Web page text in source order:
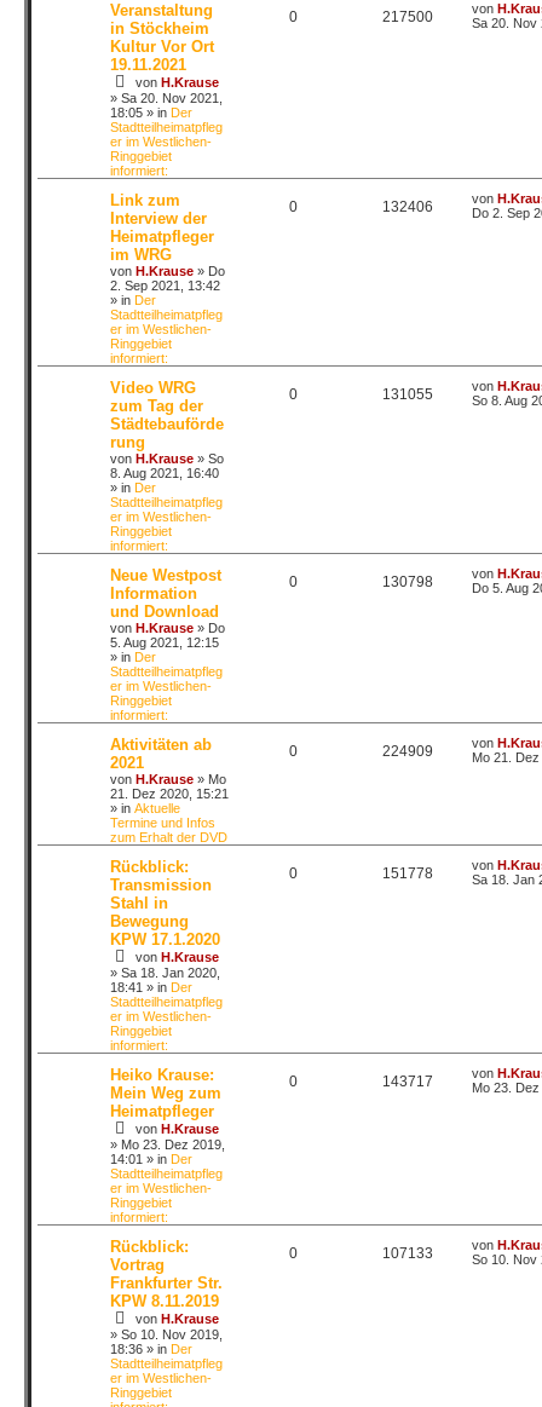
Veranstaltung
in Stöckheim
Kultur Vor Ort
19.11.2021
von H.Krause
» Sa 20. Nov 2021,
18:05 » in Der
Stadtteilheimatpfleg
er im Westlichen-
Ringgebiet
informiert:
0 217500 von
Sa 20. Nov
Link zum
Interview der
Heimatpfleger
im WRG
von H.Krause » Do
2. Sep 2021, 13:42
» in Der
Stadtteilheimatpfleg
er im Westlichen-
Ringgebiet
informiert:
0 132406 von
Do 2. Sep
Video WRG
zum Tag der
Städtebauförde
rung
von H.Krause » So
8. Aug 2021, 16:40
» in Der
Stadtteilheimatpfleg
er im Westlichen-
Ringgebiet
informiert:
0 131055 von
So 8. Aug
Neue Westpost
Information
und Download
von H.Krause » Do
5. Aug 2021, 12:15
» in Der
Stadtteilheimatpfleg
er im Westlichen-
Ringgebiet
informiert:
0 130798 von
Do 5. Aug
Aktivitäten ab
2021
von H.Krause » Mo
21. Dez 2020, 15:21
» in Aktuelle
Termine und Infos
zum Erhalt der DVD
0 224909 von
Mo 21.
Rückblick:
Transmission
Stahl in
Bewegung
KPW 17.1.2020
von H.Krause
» Sa 18. Jan 2020,
18:41 » in Der
Stadtteilheimatpfleg
er im Westlichen-
Ringgebiet
informiert:
0 151778 von
Sa 18. Jan
Heiko Krause:
Mein Weg zum
Heimatpfleger
von H.Krause
» Mo 23. Dez 2019,
14:01 » in Der
Stadtteilheimatpfleg
er im Westlichen-
Ringgebiet
informiert:
0 143717 von
Mo 23.
Rückblick:
Vortrag
Frankfurter Str.
KPW 8.11.2019
von H.Krause
» So 10. Nov 2019,
18:36 » in Der
Stadtteilheimatpfleg
er im Westlichen-
Ringgebiet
0 107133 von
So 10. Nov